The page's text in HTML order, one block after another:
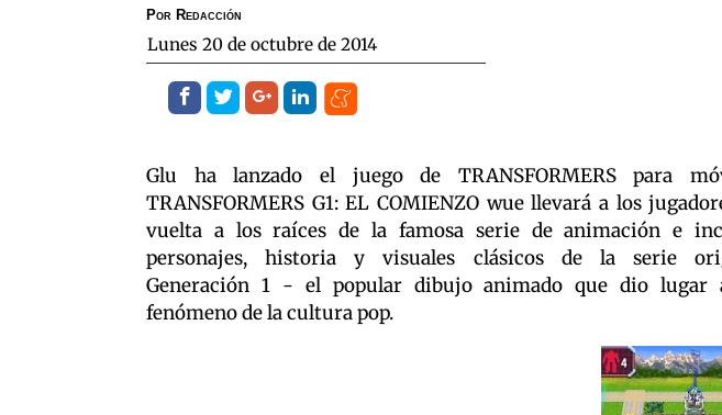
Por Redacción
lunes 20 de octubre de 2014
Glu ha lanzado el juego de TRANSFORMERS para
TRANSFORMERS G1: EL COMIENZO wue llevará a los
vuelta a los raíces de la famosa serie de animación e
personajes, historia y visuales clásicos de la serie
Generación 1 - el popular dibujo animado que dio lugar
fenómeno de la cultura pop.